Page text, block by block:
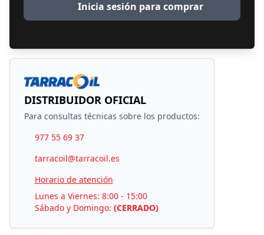
Inicia sesión para comprar
DISTRIBUIDOR OFICIAL
Para consultas técnicas sobre los productos:
977 55 69 37
tarracoil@tarracoil.es
Horario de atención
Lunes a Viernes: 8:00 - 15:00
Sábado y Domingo: (CERRADO)